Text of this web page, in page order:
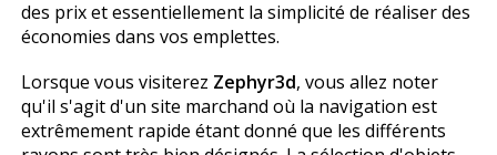
des prix et essentiellement la simplicité de réaliser des
économies dans vos emplettes.
Lorsque vous visiterez Zephyr3d, vous allez noter
qu'il s'agit d'un site marchand où la navigation est
extrêmement rapide étant donné que les différents